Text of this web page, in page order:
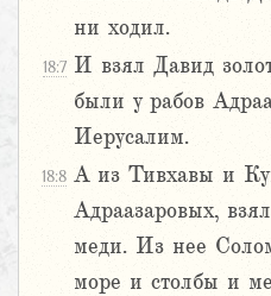
ни ходил.
18:7 И взял Давид
были у рабов
Иерусалим.
18:8 А из Тивхавы и
Адраазаровых,
меди. Из нее
море и столбы и